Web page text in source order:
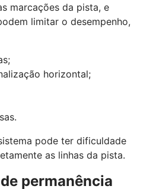
marcações da pista, e
limitar o desempenho,
horizontal;
pode ter dificuldade
as linhas da pista.
permanência